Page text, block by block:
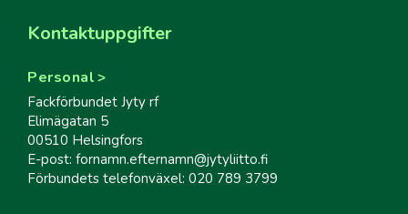
Kontaktuppgifter
Personal
Fackförbundet Jyty rf
Elimägatan 5
00510 Helsingfors
E-post: fornamn.efternamn@jytyliitto.fi
Förbundets telefonväxel: 020 789 3799